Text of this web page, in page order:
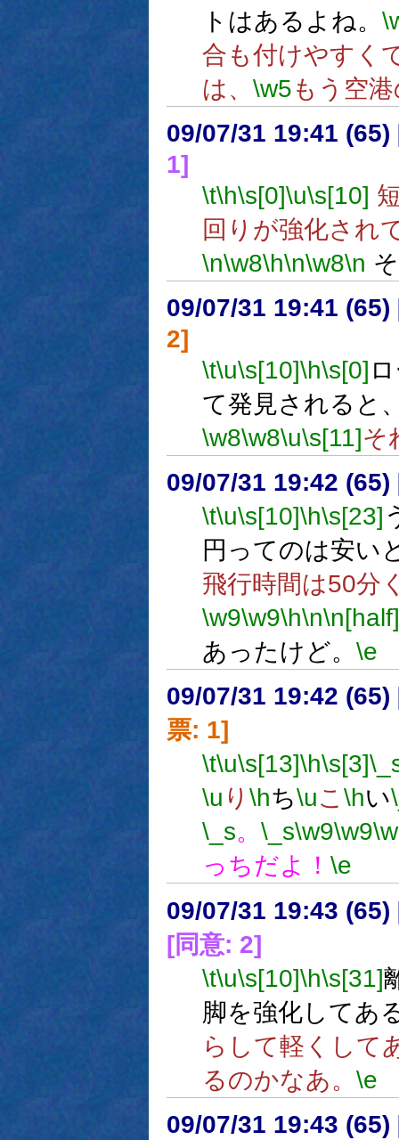
トはあるよね。
合も付けやすく
は、 \w5もう空
09/07/31 19:41 (65)
1]
\t\h\s[0]\u\s[10]
回りが強化され
\n\w8\h\n\w8\n
09/07/31 19:41 (65)
2]
\t\u\s[10]\h\s[0]
て発見されると
\w8\w8\u\s[11]そ
09/07/31 19:42 (65)
\t\u\s[10]\h\s[23]
円ってのは安い
飛行時間は50分
\w9\w9\h\n\n[half]
あったけど。 \e
09/07/31 19:42 (65)
票: 1]
\t\u\s[13]\h\s[3]
\u り \hち\uこ\hい
\_s。 \_s\w9\w9
っちだよ！ \e
09/07/31 19:43 (65)
[同意: 2]
\t\u\s[10]\h\s[31]
脚を強化してあ
らして軽くして
るのかなあ。 \e
09/07/31 19:43 (65)